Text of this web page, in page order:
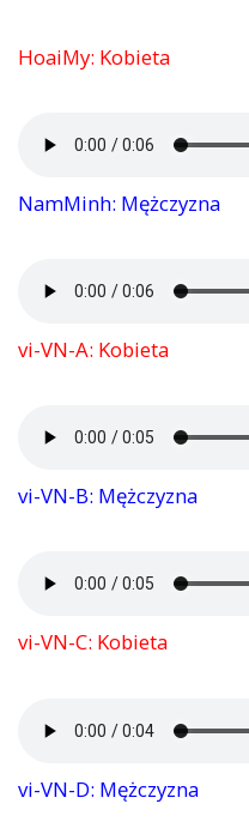
HoaiMy: Kobieta
NamMinh: Mężczyzna
vi-VN-A: Kobieta
vi-VN-B: Mężczyzna
vi-VN-C: Kobieta
vi-VN-D: Mężczyzna